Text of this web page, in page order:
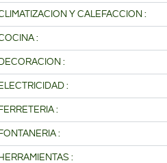
Y CALEFACCION :
:
DECORACION :
ELECTRICIDAD :
FERRETERIA :
FONTANERIA :
HERRAMIENTAS :